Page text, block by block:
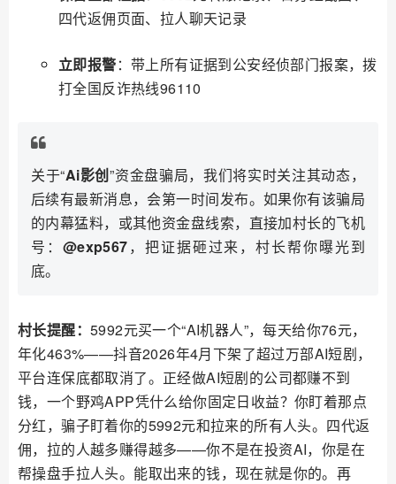
四代返佣页面、拉人聊天记录
立即报警：带上所有证据到公安经侦部门报案，拨
打全国反诈热线96110
关于“Ai影创”资金盘骗局，我们将实时关注其动态，
后续有最新消息，会第一时间发布。如果你有该骗局
的内幕猛料，或其他资金盘线索，直接加村长的飞机
号： @exp567，把证据砸过来，村长帮你曝光到
底。
村长提醒： 5992元买一个“AI机器人”，每天给你76元，
年化463%——抖音2026年4月下架了超过万部AI短剧，
平台连保底都取消了。正经做AI短剧的公司都赚不到
钱，一个野鸡APP凭什么给你固定日收益？你盯着那点
分红，骗子盯着你的5992元和拉来的所有人头。四代返
佣，拉的人越多赚得越多——你不是在投资AI，你是在
帮操盘手拉人头。能取出来的钱，现在就是你的。再